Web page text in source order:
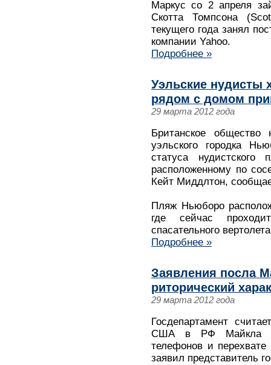
Маркус со 2 апреля
Скотта Томпсона
текущего года занял
компании Yahoo.
Подробнее »
Уэльские нудисты
рядом с домом
29 марта 2012 года
Британское общество
уэльского городка
статуса нудистского
расположенному по
Кейт Миддлтон,
Пляж Ньюборо
где сейчас
спасательного
Подробнее »
Заявления посла
риторический
29 марта 2012 года
Госдепартамент
США в РФ Майкла
телефонов и
заявил представитель